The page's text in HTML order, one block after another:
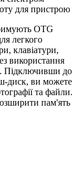
для пристрою
OTG
легкого
клавіатури,
використання
Підключивши до
диск, ви можете
та файли.
пам'ять